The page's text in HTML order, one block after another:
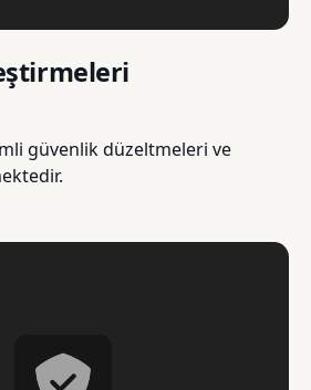
güvenlik düzeltmeleri ve